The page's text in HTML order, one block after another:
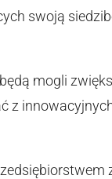
swoją
mogli
z